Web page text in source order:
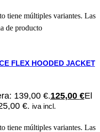
tiene múltiples variantes. Las
de producto
FLEX HOODED JACKET
139,00 €.125,00 €El
€. iva incl.
tiene múltiples variantes. Las